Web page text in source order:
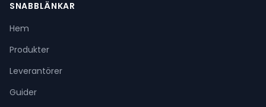
SNABBLÄNKAR
Hem
Produkter
Leverantörer
Guider